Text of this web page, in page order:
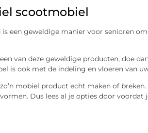
scootmobiel
is een geweldige manier voor senioren
van deze geweldige producten, doe
is ook met de indeling en vloeren van
mobiel product echt maken of
Dus lees al je opties door voordat